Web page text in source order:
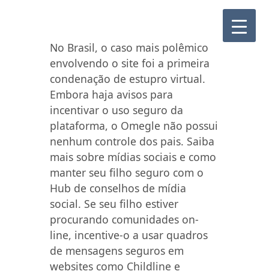
No Brasil, o caso mais polêmico
envolvendo o site foi a primeira
condenação de estupro virtual.
Embora haja avisos para
incentivar o uso seguro da
plataforma, o Omegle não possui
nenhum controle dos pais. Saiba
mais sobre mídias sociais e como
manter seu filho seguro com o
Hub de conselhos de mídia
social. Se seu filho estiver
procurando comunidades on-
line, incentive-o a usar quadros
de mensagens seguros em
websites como Childline e